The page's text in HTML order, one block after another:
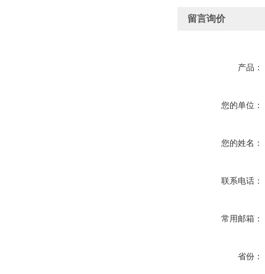
留言询价
产品：
您的单位：
您的姓名：
联系电话：
常用邮箱：
省份：